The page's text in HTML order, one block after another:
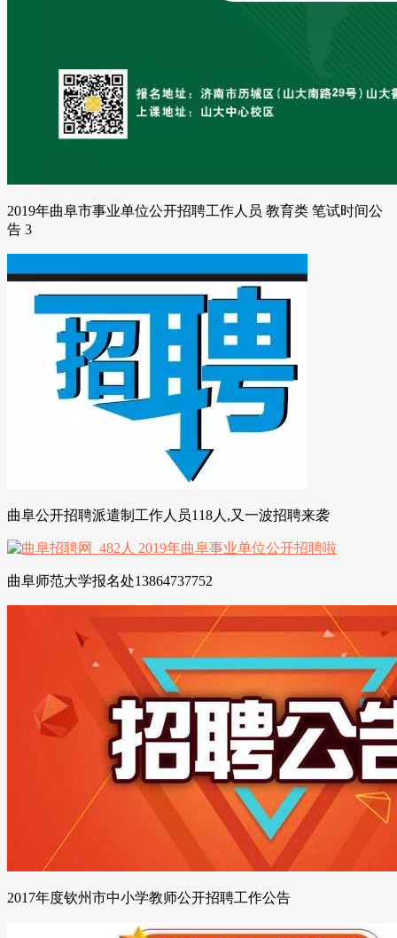
2019年曲阜市事业单位公开招聘工作人员 教育类 笔试时间公
告 3
曲阜公开招聘派遣制工作人员118人,又一波招聘来袭
曲阜师范大学报名处13864737752
2017年度钦州市中小学教师公开招聘工作公告